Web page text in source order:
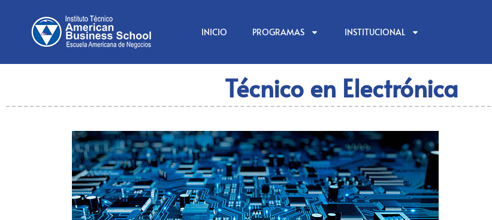
INICIO PROGRAMAS INSTITUCIONAL
Técnico en Electrónica